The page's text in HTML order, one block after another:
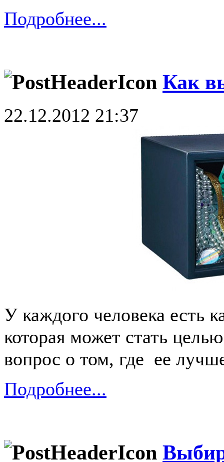
Подробнее...
Как
22.12.2012 21:37
У каждого человека есть
которая может стать
вопрос о том, где ее
Подробнее...